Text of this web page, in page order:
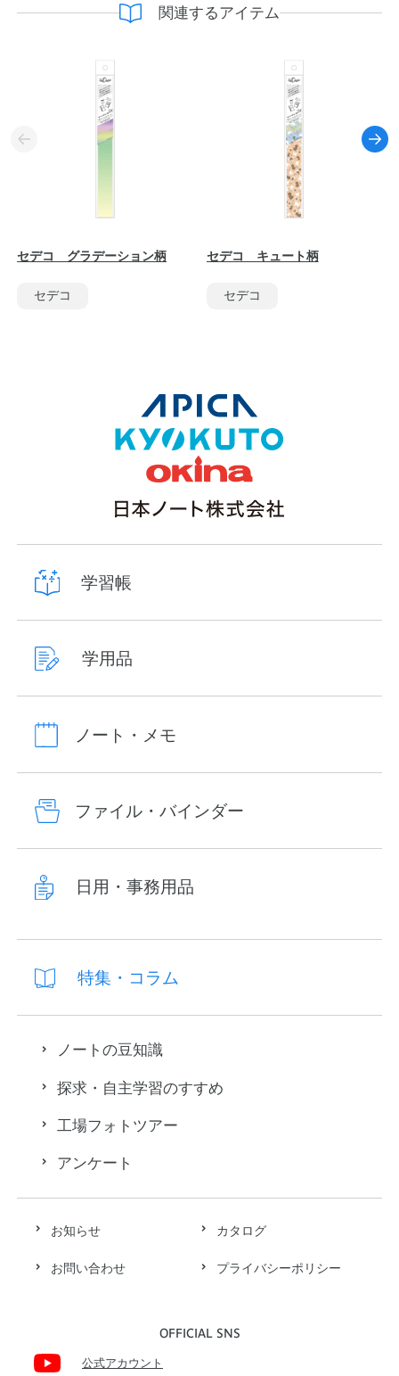
関連するアイテム
セデコ グラデーション柄
セデコ
セデコ キュート柄
セデコ
お知らせ カタログ
お問い合わせ プライバシーポリシー
OFFICIAL SNS
公式アカウント
学習帳
学用品
ノート・メモ
ファイル・バインダー
日用・事務用品
特集・コラム
ノートの豆知識
探求・自主学習のすすめ
工場フォトツアー
アンケート